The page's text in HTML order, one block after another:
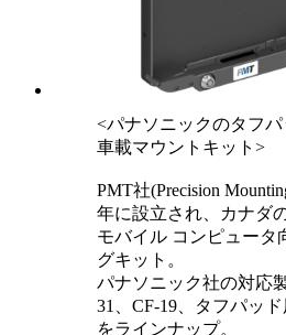
<パナソニックのタフ
車載マウントキット>
PMT社(Precision
年に設立され、カナダ
モバイル コンピュータ
グキット。
パナソニック社の対応
31、CF-19、タフパッ
をラインナップ。